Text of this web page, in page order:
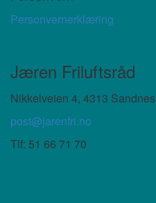
Personvernerklæring
Jæren Friluftsråd
Nikkelveien 4, 4313 Sandnes
post@jarenfri.no
Tlf: 51 66 71 70